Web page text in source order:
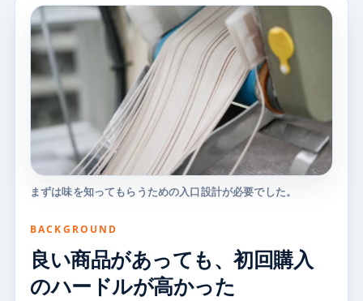
BACKGROUND
良い商品があっても、 初回購入
のハードルが高かった
まずは味を知ってもらうための入口設計が必要でした。